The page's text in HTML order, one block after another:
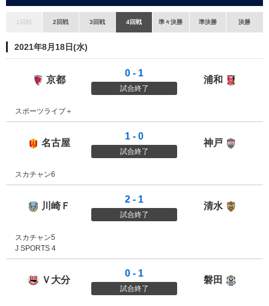
1回戦 2回戦 3回戦 4回戦 準々決勝 準決勝 決勝
2021年8月18日(水)
京都サンガF.C.
京都
0 - 1
試合終了
浦和
スポーツライブ＋
名古屋グランパス
名古屋
1 - 0
試合終了
神戸
スカチャン6
川崎フロンターレ
川崎Ｆ
2 - 1
試合終了
清水
スカチャン5
J SPORTS 4
ヴェルスパ大分
Ｖ大分
0 - 1
試合終了
磐田